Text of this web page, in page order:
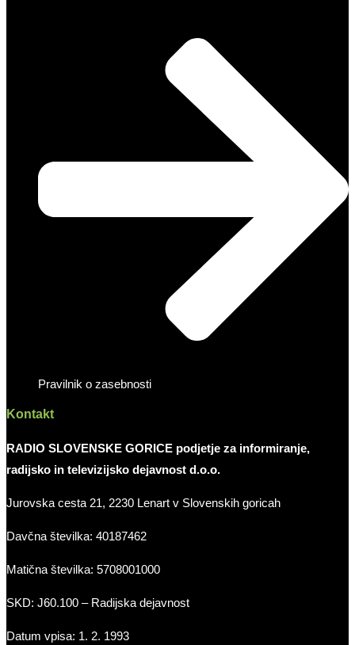
Pravilnik o zasebnosti
Kontakt
RADIO SLOVENSKE GORICE podjetje za informiranje,
radijsko in televizijsko dejavnost d.o.o.
Jurovska cesta 21, 2230 Lenart v Slovenskih goricah
Davčna številka: 40187462
Matična številka: 5708001000
SKD: J60.100 – Radijska dejavnost
Datum vpisa: 1. 2. 1993